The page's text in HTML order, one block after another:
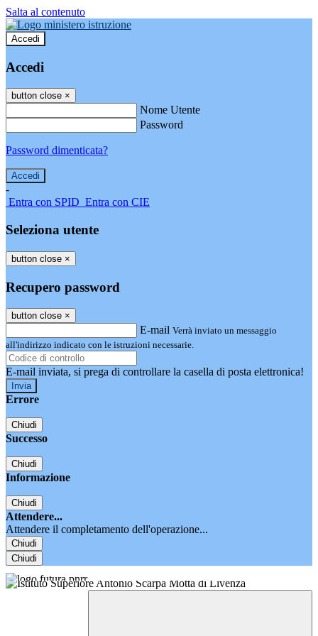
Salta al contenuto
Accedi
Accedi
button close ×
Nome Utente
Password
Password dimenticata?
-
Entra con SPID Entra con CIE
Seleziona utente
button close ×
Recupero password
button close ×
E-mail Verrà inviato un messaggio
all'indirizzo indicato con le istruzioni necessarie.
E-mail inviata, si prega di controllare la casella di posta elettronica!
Errore
Chiudi
Successo
Chiudi
Informazione
Chiudi
Attendere...
Attendere il completamento dell'operazione...
Chiudi
Chiudi